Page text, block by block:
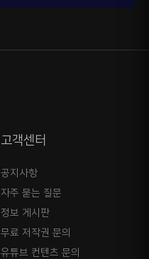
고객센터
공지사항
자주 묻는 질문
정보 게시판
무료 저작권 문의
유튜브 컨텐츠 문의